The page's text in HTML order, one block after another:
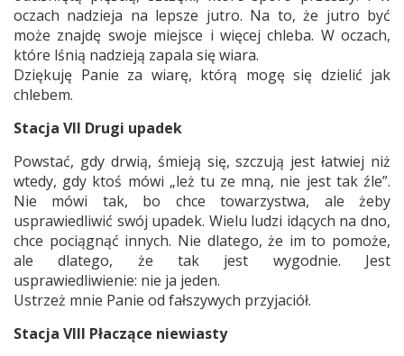
oczach nadzieja na lepsze jutro. Na to, że jutro być
może znajdę swoje miejsce i więcej chleba. W oczach,
które lśnią nadzieją zapala się wiara.
Dziękuję Panie za wiarę, którą mogę się dzielić jak
chlebem.
Stacja VII Drugi upadek
Powstać, gdy drwią, śmieją się, szczują jest łatwiej niż
wtedy, gdy ktoś mówi „leż tu ze mną, nie jest tak źle”.
Nie mówi tak, bo chce towarzystwa, ale żeby
usprawiedliwić swój upadek. Wielu ludzi idących na dno,
chce pociągnąć innych. Nie dlatego, że im to pomoże,
ale dlatego, że tak jest wygodnie. Jest
usprawiedliwienie: nie ja jeden.
Ustrzeż mnie Panie od fałszywych przyjaciół.
Stacja VIII Płaczące niewiasty